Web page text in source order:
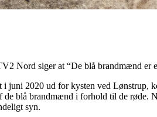
Nord siger at “De blå brandmænd er
i juni 2020 ud for kysten ved Lønstrup,
blå brandmænd i forhold til de røde.
syn.